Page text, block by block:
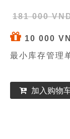
181 000
10 000
最小库存管理
加入购物